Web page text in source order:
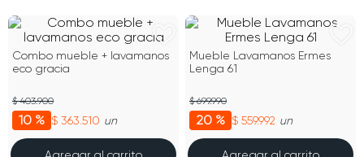
Combo mueble + lavamanos
eco gracia
10 % $ 363.510
$ 403.900
un
Agregar al carrito
Mueble Lavamanos Ermes
Lenga 61
20 % $ 559.992
$ 699.990
un
Agregar al carrito